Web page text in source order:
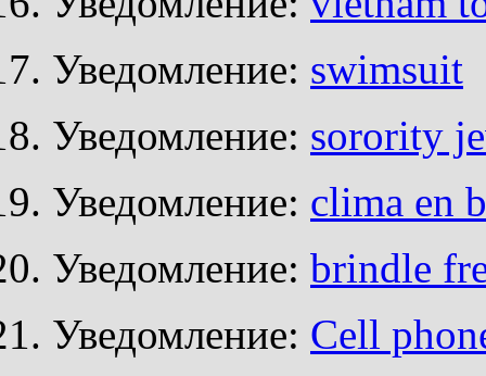
Уведомление: swimsuit
Уведомление: sorority
Уведомление: clima en
Уведомление: brindle
Уведомление: Cell